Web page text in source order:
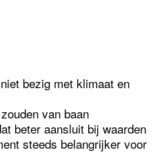
bezig met klimaat en
van baan
beter aansluit bij waarden
steeds belangrijker voor